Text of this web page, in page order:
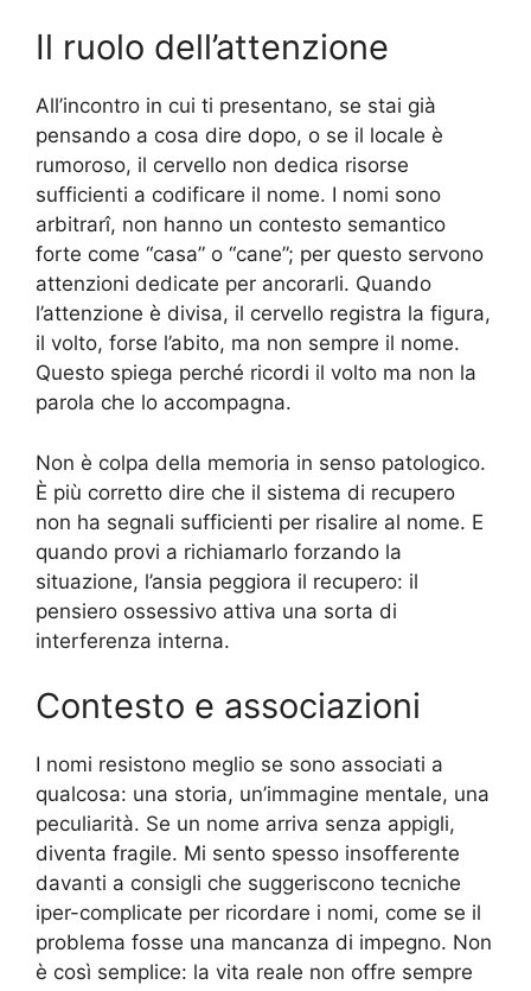
Il ruolo dell’attenzione
All’incontro in cui ti presentano, se stai già
pensando a cosa dire dopo, o se il locale è
rumoroso, il cervello non dedica risorse
sufficienti a codificare il nome. I nomi sono
arbitrarî, non hanno un contesto semantico
forte come “casa” o “cane”; per questo servono
attenzioni dedicate per ancorarli. Quando
l’attenzione è divisa, il cervello registra la figura,
il volto, forse l’abito, ma non sempre il nome.
Questo spiega perché ricordi il volto ma non la
parola che lo accompagna.
Non è colpa della memoria in senso patologico.
È più corretto dire che il sistema di recupero
non ha segnali sufficienti per risalire al nome. E
quando provi a richiamarlo forzando la
situazione, l’ansia peggiora il recupero: il
pensiero ossessivo attiva una sorta di
interferenza interna.
Contesto e associazioni
I nomi resistono meglio se sono associati a
qualcosa: una storia, un’immagine mentale, una
peculiarità. Se un nome arriva senza appigli,
diventa fragile. Mi sento spesso insofferente
davanti a consigli che suggeriscono tecniche
iper-complicate per ricordare i nomi, come se il
problema fosse una mancanza di impegno. Non
è così semplice: la vita reale non offre sempre